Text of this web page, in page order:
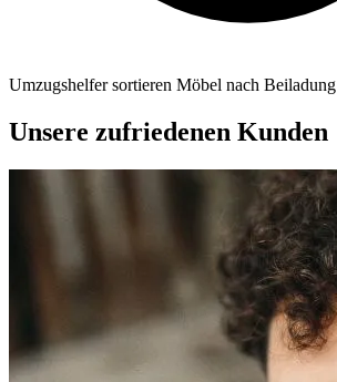
Umzugshelfer sortieren Möbel nach Beiladung
Unsere zufriedenen Kunden